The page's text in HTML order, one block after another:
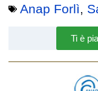
Anap Forlì,
Ti è